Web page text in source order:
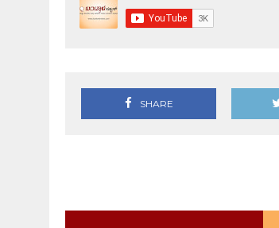
SHARE